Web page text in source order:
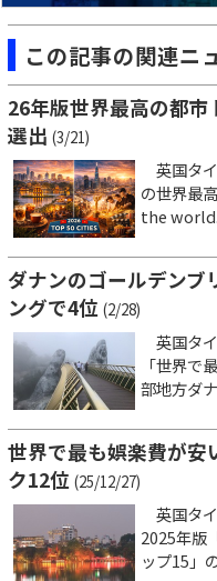
この記事の関連ニ
26年版世界最高の都
選出 (3/21)
英国タ
の世界最
the
ダナンのゴールデンブ
ングで4位 (2/28)
英国タ
「世界で
部地方ダ
世界で最も娯楽費が
ク12位 (25/12/27)
英国タ
2025年版
ップ15」